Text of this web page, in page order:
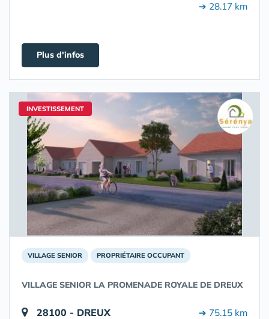
➔ 28.17 km
Plus d'infos
INVESTISSEMENT
VILLAGE SENIOR PROPRIÉTAIRE OCCUPANT
VILLAGE SENIOR LA PROMENADE ROYALE DE DREUX
28100 - DREUX ➔ 75.15 km